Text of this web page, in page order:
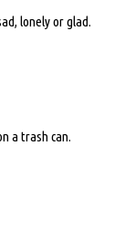
lonely or glad.
a trash can.